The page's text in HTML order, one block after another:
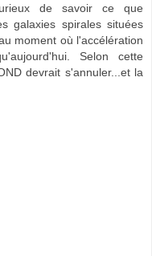
de savoir ce que
galaxies spirales situées
moment où l'accélération
Selon cette
devrait s'annuler...et la